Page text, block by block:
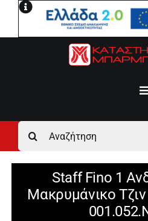
Μετάβαση
Αρχική
Ανδρικά
Γυναικεία
Αναζήτηση
για:
Staff Fino 1
Μακρυμάνικο